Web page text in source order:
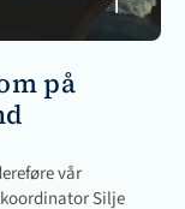
på
Silje